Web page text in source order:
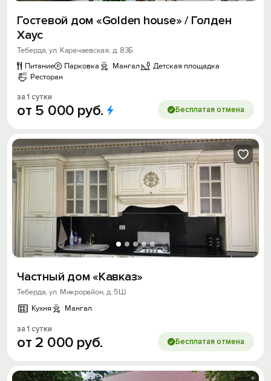
Гостевой дом «Golden house» / Голден
Хаус
Теберда, ул. Карачаевская, д. 83Б
Питание
Парковка Мангал
Детская площадка
Ресторан
за 1 сутки
от 5 000 руб. Бесплатая отмена
Частный дом «Кавказ»
Теберда, ул. Микрорайон, д. 5Ш
Кухня
Мангал
за 1 сутки
от 2 000 руб. Бесплатая отмена